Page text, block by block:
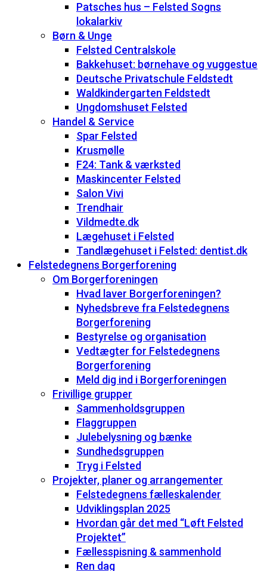
Patsches hus – Felsted Sogns
lokalarkiv
Børn & Unge
Felsted Centralskole
Bakkehuset: børnehave og vuggestue
Deutsche Privatschule Feldstedt
Waldkindergarten Feldstedt
Ungdomshuset Felsted
Handel & Service
Spar Felsted
Krusmølle
F24: Tank & værksted
Maskincenter Felsted
Salon Vivi
Trendhair
Vildmedte.dk
Lægehuset i Felsted
Tandlægehuset i Felsted: dentist.dk
Felstedegnens Borgerforening
Om Borgerforeningen
Hvad laver Borgerforeningen?
Nyhedsbreve fra Felstedegnens
Borgerforening
Bestyrelse og organisation
Vedtægter for Felstedegnens
Borgerforening
Meld dig ind i Borgerforeningen
Frivillige grupper
Sammenholdsgruppen
Flaggruppen
Julebelysning og bænke
Sundhedsgruppen
Tryg i Felsted
Projekter, planer og arrangementer
Felstedegnens fælleskalender
Udviklingsplan 2025
Hvordan går det med “Løft Felsted
Projektet”
Fællesspisning & sammenhold
Ren dag